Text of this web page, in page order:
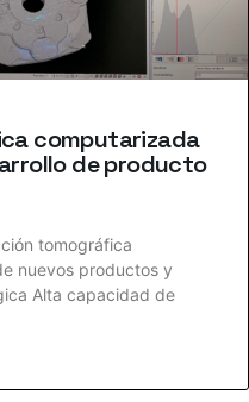
computarizada
de producto
tomográfica
nuevos productos y
Alta capacidad de